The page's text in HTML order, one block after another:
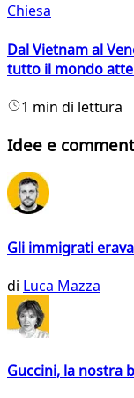
Chiesa
Dal Vietnam al
tutto il mondo
1 min di lettura
Idee e
Gli immigrati
di Luca Mazza
Guccini, la nostra